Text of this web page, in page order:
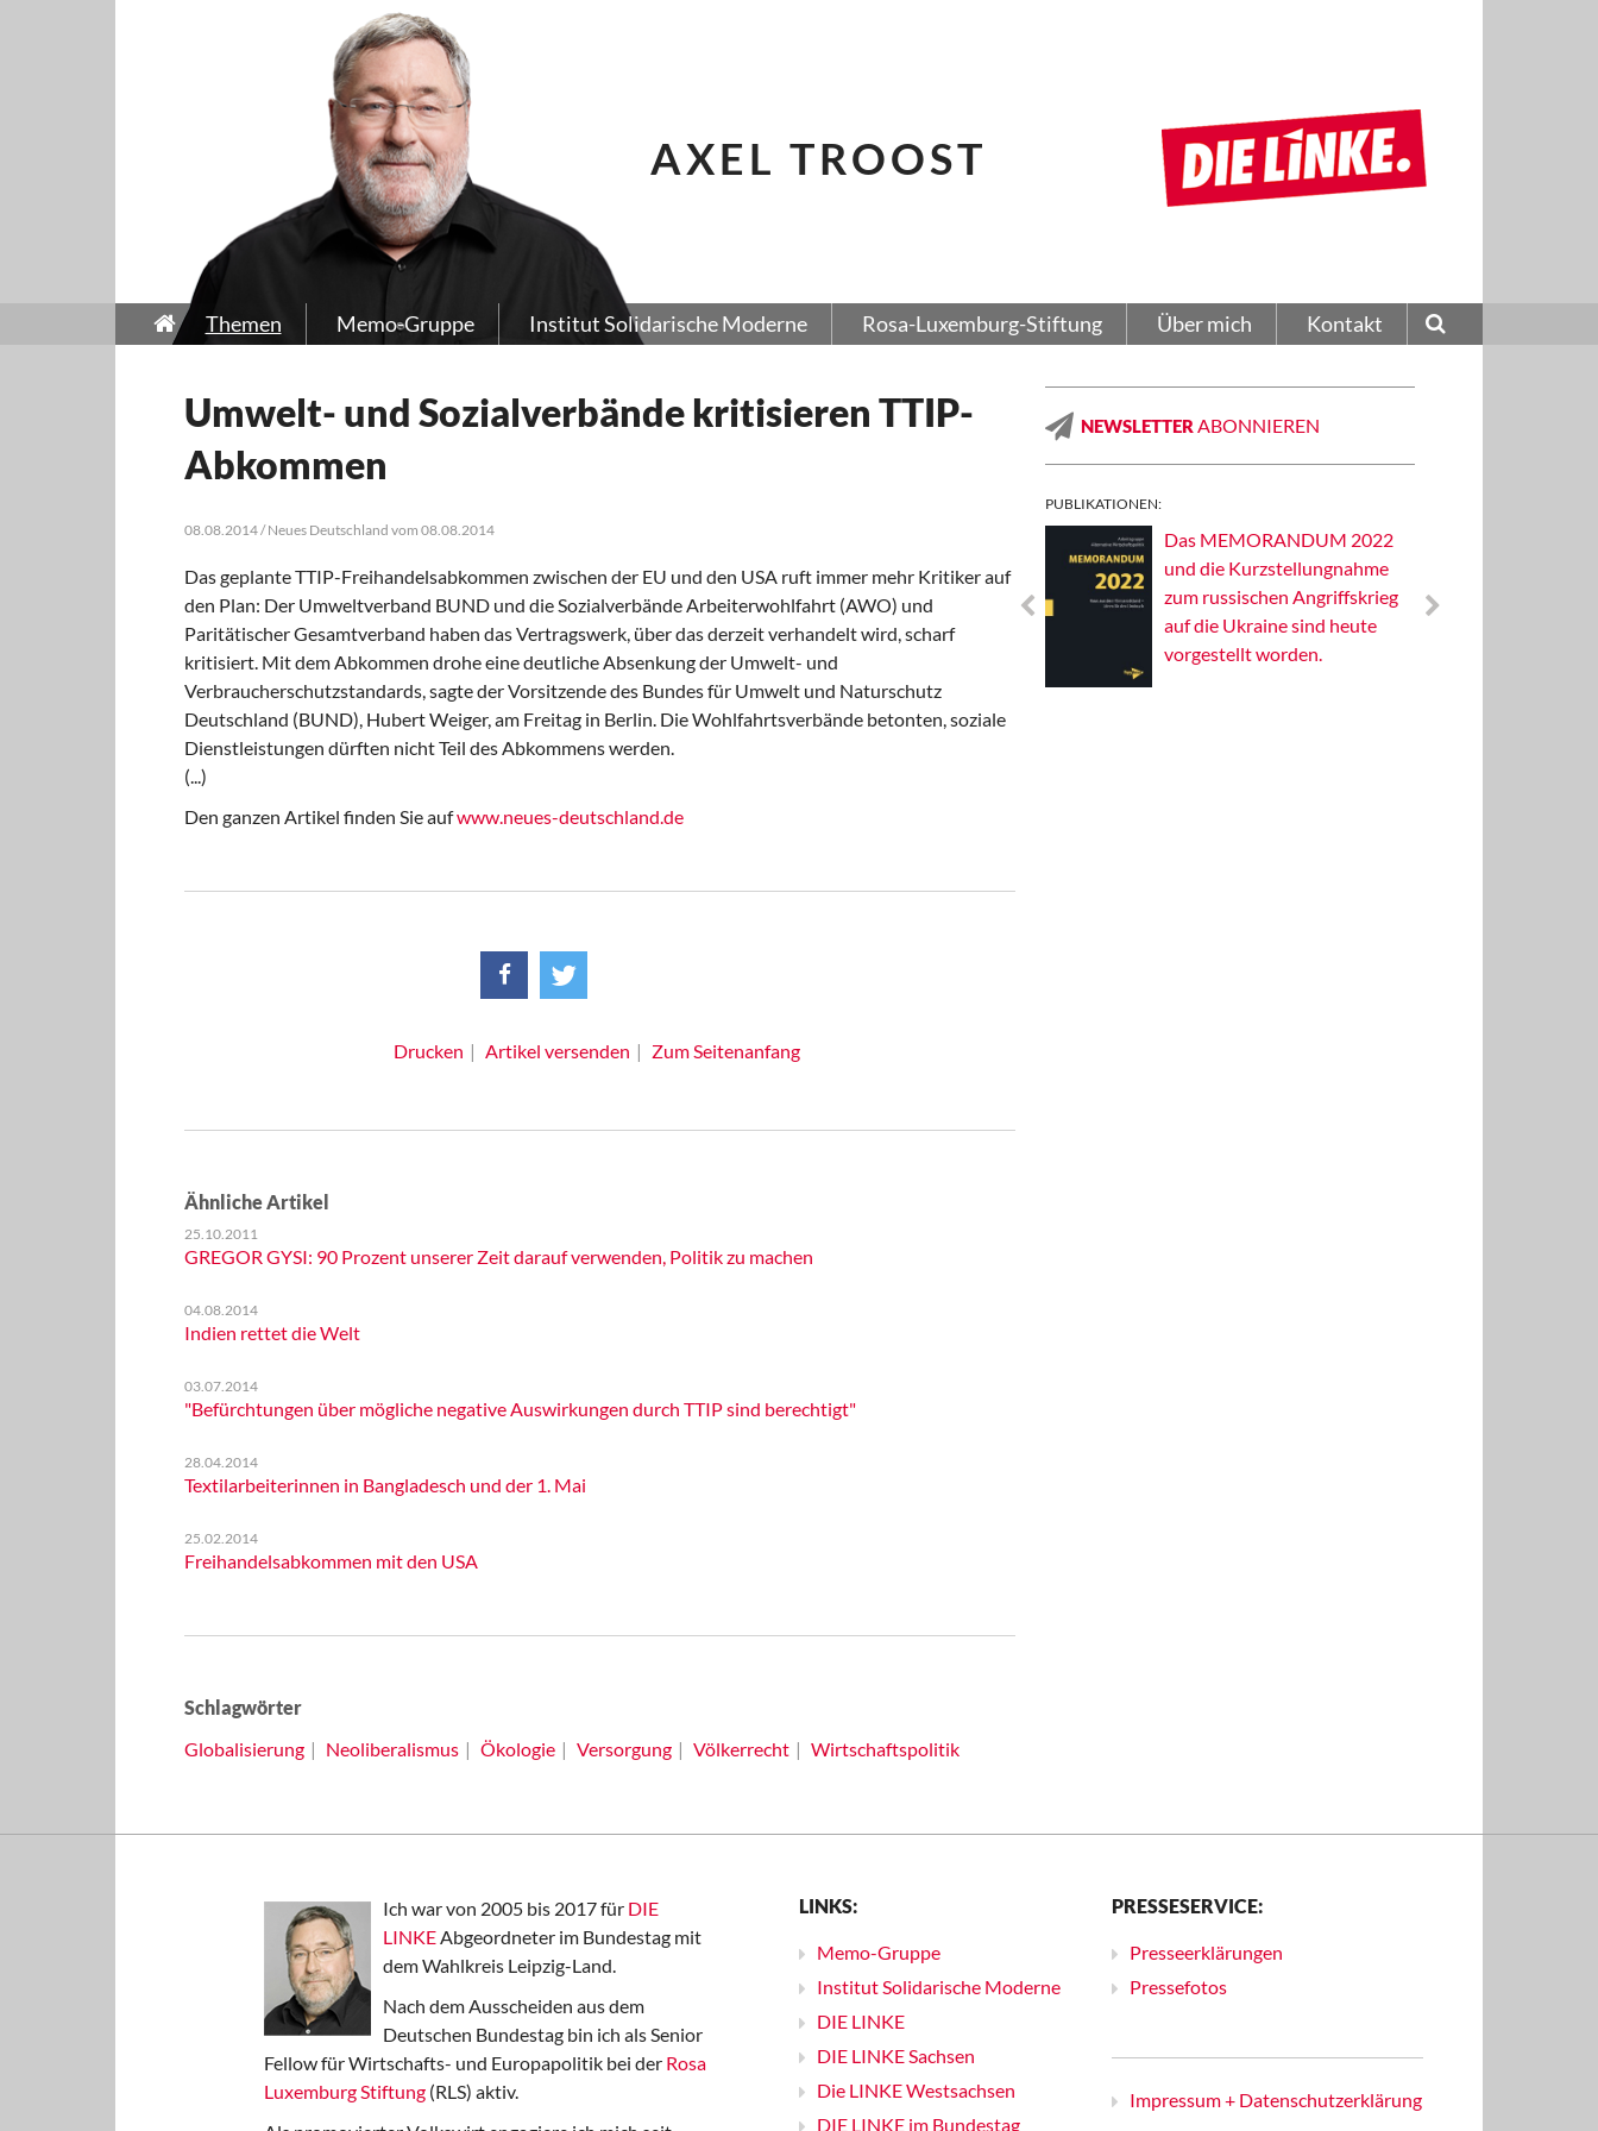
AXEL TROOST
Themen Memo-Gruppe Institut Solidarische Moderne Rosa-Luxemburg-Stiftung Über mich Kontakt
Umwelt- und Sozialverbände kritisieren TTIP-
Abkommen
08.08.2014 / Neues Deutschland vom 08.08.2014
Das geplante TTIP-Freihandelsabkommen zwischen der EU und den USA ruft immer mehr Kritiker auf
den Plan: Der Umweltverband BUND und die Sozialverbände Arbeiterwohlfahrt (AWO) und
Paritätischer Gesamtverband haben das Vertragswerk, über das derzeit verhandelt wird, scharf
kritisiert. Mit dem Abkommen drohe eine deutliche Absenkung der Umwelt- und
Verbraucherschutzstandards, sagte der Vorsitzende des Bundes für Umwelt und Naturschutz
Deutschland (BUND), Hubert Weiger, am Freitag in Berlin. Die Wohlfahrtsverbände betonten, soziale
Dienstleistungen dürften nicht Teil des Abkommens werden.
(...)
Den ganzen Artikel finden Sie aufwww.neues-deutschland.de
Drucken Artikel versenden Zum Seitenanfang
Ähnliche Artikel
25.10.2011
GREGOR GYSI: 90 Prozent unserer Zeit darauf verwenden, Politik zu machen
04.08.2014
Indien rettet die Welt
03.07.2014
"Befürchtungen über mögliche negative Auswirkungen durch TTIP sind berechtigt"
28.04.2014
Textilarbeiterinnen in Bangladesch und der 1. Mai
25.02.2014
Freihandelsabkommen mit den USA
Schlagwörter
Globalisierung
Neoliberalismus Ökologie Versorgung Völkerrecht Wirtschaftspolitik
NEWSLETTER ABONNIEREN
PUBLIKATIONEN:
Mosaiklinke Perspektiven
Das MEMORANDUM 2022
und die Kurzstellungnahme
zum russischen Angriffskrieg
auf die Ukraine sind heute
vorgestellt worden.
Ich war von 2005 bis 2017 für DIE
LINKEAbgeordneter im Bundestag mit
dem Wahlkreis Leipzig-Land.
Nach dem Ausscheiden aus dem
Deutschen Bundestag bin ich als Senior
Fellow für Wirtschafts- und Europapolitik bei der Rosa
Luxemburg Stiftung (RLS) aktiv.
LINKS:
Memo-Gruppe
Institut Solidarische Moderne
DIE LINKE
DIE LINKE Sachsen
Die LINKE Westsachsen
DIE LINKE im Bundestag
PRESSESERVICE:
Presseerklärungen
Pressefotos
Impressum + Datenschutzerklärung